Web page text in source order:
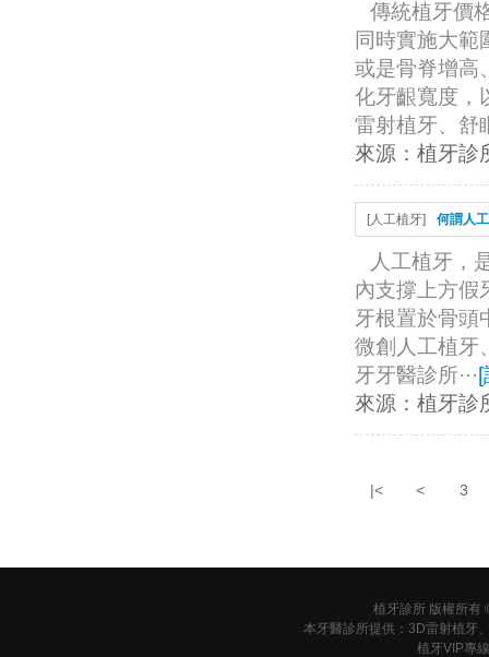
傳統植牙價
同時實施大範
或是骨脊增高
化牙齦寬度，
雷射植牙、舒
來源： 植牙診
[人工植牙] 何謂人
人工植牙，
內支撐上方假
牙根置於骨頭
微創人工植牙
牙牙醫診所··· [
來源： 植牙診
|< < 3
植牙診所 版權所有
本牙醫診所提供：3D雷射植牙
植牙VIP專